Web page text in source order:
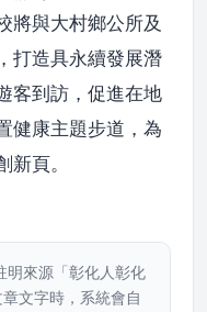
將與大村鄉公所及
打造具永續發展潛
客到訪，促進在地
健康主題步道，為
頁。
明來源「彰化人彰化
章文字時，系統會自